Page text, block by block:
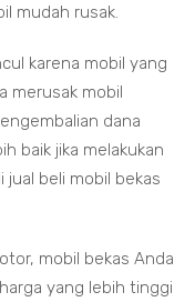
mudah rusak.
karena mobil yang
merusak mobil
dana
baik jika melakukan
jual beli mobil bekas
mobil bekas Anda
yang lebih tinggi